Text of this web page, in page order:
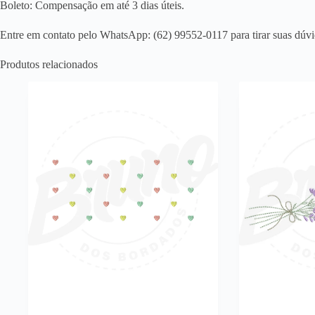
Boleto: Compensação em até 3 dias úteis.
Entre em contato pelo WhatsApp: (62) 99552-0117 para tirar suas
Produtos relacionados